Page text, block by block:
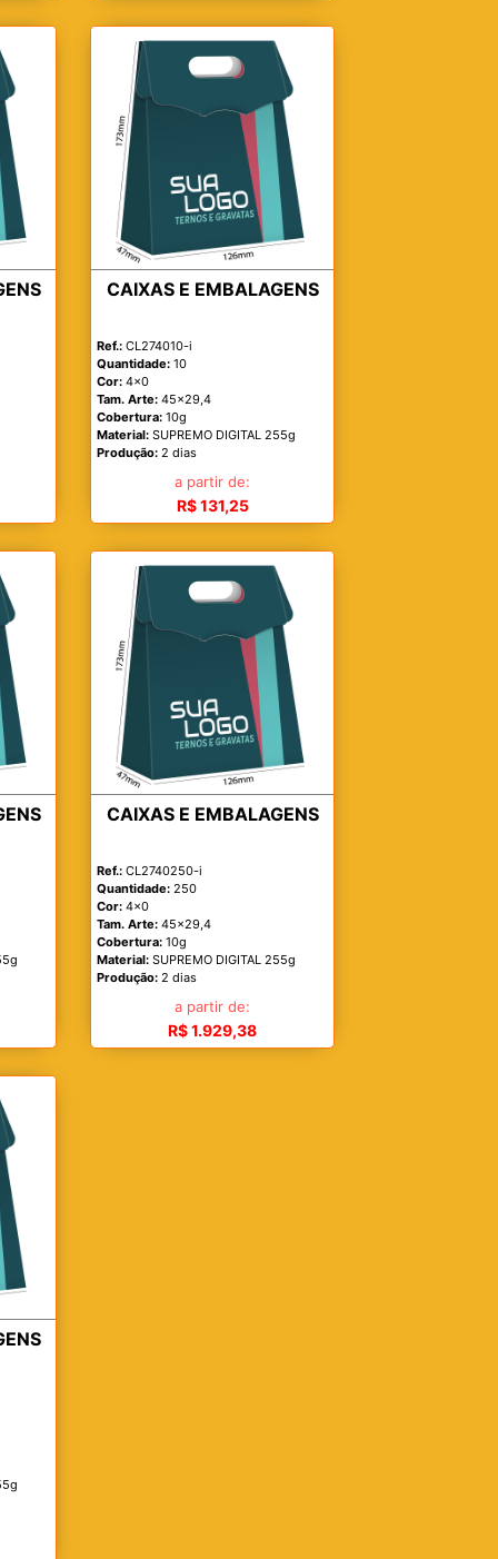
CAIXAS E EMBALAGENS
Ref.: CL274010-i
Quantidade: 10
Cor: 4x0
Tam. Arte: 45x29,4
Cobertura: 10g
Material: SUPREMO DIGITAL 255g
Produção: 2 dias
a partir de:
R$ 131,25
CAIXAS E EMBALAGENS
Ref.: CL2740250-i
Quantidade: 250
Cor: 4x0
Tam. Arte: 45x29,4
Cobertura: 10g
Material: SUPREMO DIGITAL 255g
Produção: 2 dias
a partir de:
R$ 1.929,38